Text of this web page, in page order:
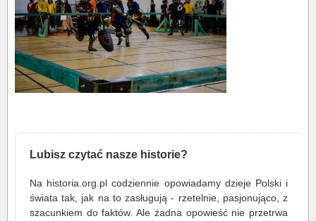
Lubisz czytać nasze historie?
Na historia.org.pl codziennie opowiadamy dzieje Polski i
świata tak, jak na to zasługują - rzetelnie, pasjonująco, z
szacunkiem do faktów. Ale żadna opowieść nie przetrwa